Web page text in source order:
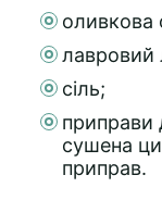
оливкова
лавровий
сіль;
приправи
сушена
приправ.